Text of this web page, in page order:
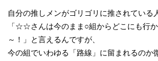
自分の推しメンがゴリゴリに推されている
「☆☆さんは今のまま○組からどこにも行
～！」と言えるんですが、
今の組でいわゆる「路線」に留まれるのか